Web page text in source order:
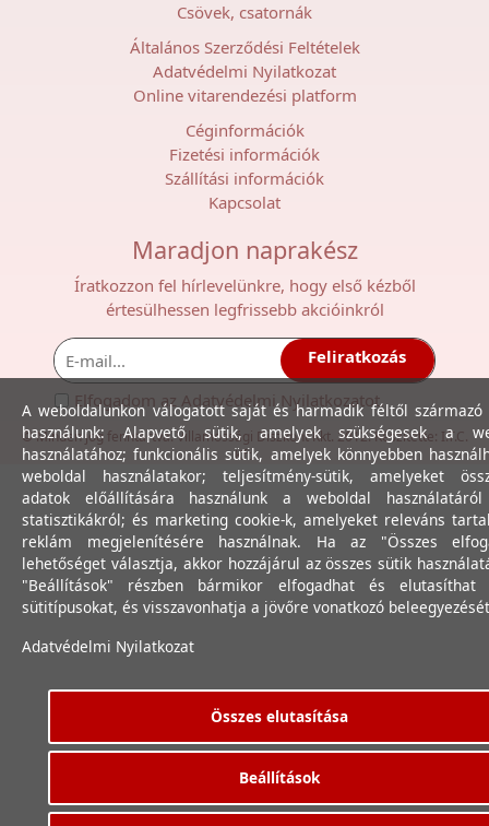
Csövek, csatornák
Általános Szerződési Feltételek
Adatvédelmi Nyilatkozat
Online vitarendezési platform
Céginformációk
Fizetési információk
Szállítási információk
Kapcsolat
Maradjon naprakész
Íratkozzon fel hírlevelünkre, hogy első kézből
értesülhessen legfrissebb akcióinkról
Feliratkozás
Elfogadom az Adatvédelmi Nyilatkozatot.
© Minden jog fenntartva. Villamossági Diszkont Kkt. 2012. Készítette: I.T.C.
Kft.
A weboldalunkon válogatott saját és harmadik féltől származó
használunk: Alapvető sütik, amelyek szükségesek a
használatához; funkcionális sütik, amelyek könnyebben
weboldal használatakor; teljesítmény-sütik, amelyeket
adatok előállítására használunk a weboldal
statisztikákról; és marketing cookie-k, amelyeket releváns
reklám megjelenítésére használnak. Ha az "Összes
lehetőséget választja, akkor hozzájárul az összes sütik
"Beállítások" részben bármikor elfogadhat és elutasíthat
sütitípusokat, és visszavonhatja a jövőre vonatkozó
Adatvédelmi Nyilatkozat
Összes elutasítása
Beállítások